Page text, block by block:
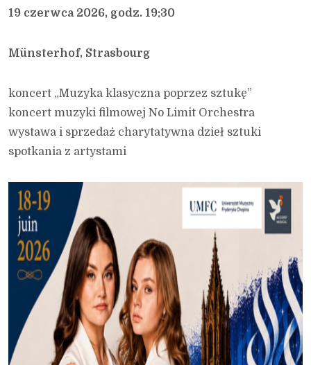
19 czerwca 2026, godz. 19:30
Münsterhof, Strasbourg
koncert „Muzyka klasyczna poprzez sztukę”
koncert muzyki filmowej No Limit Orchestra
wystawa i sprzedaż charytatywna dzieł sztuki
spotkania z artystami